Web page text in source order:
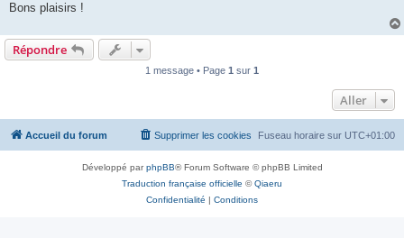
Bons plaisirs !
Répondre
1 message • Page 1 sur 1
Aller
Accueil du forum Fuseau horaire sur UTC+01:00
Supprimer les cookies
Développé parphpBB® Forum Software © phpBB Limited
Traduction française officielle ©Qiaeru
Confidentialité | Conditions